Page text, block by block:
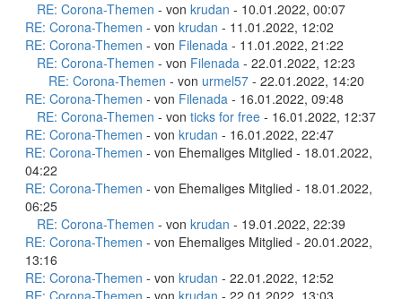
RE: Corona-Themen - von krudan - 10.01.2022, 00:07
RE: Corona-Themen - von krudan - 11.01.2022, 12:02
RE: Corona-Themen - von Filenada - 11.01.2022, 21:22
RE: Corona-Themen - von Filenada - 22.01.2022, 12:23
RE: Corona-Themen - von urmel57 - 22.01.2022, 14:20
RE: Corona-Themen - von Filenada - 16.01.2022, 09:48
RE: Corona-Themen - von ticks for free - 16.01.2022, 12:37
RE: Corona-Themen - von krudan - 16.01.2022, 22:47
RE: Corona-Themen - von Ehemaliges Mitglied - 18.01.2022,
04:22
RE: Corona-Themen - von Ehemaliges Mitglied - 18.01.2022,
06:25
RE: Corona-Themen - von krudan - 19.01.2022, 22:39
RE: Corona-Themen - von Ehemaliges Mitglied - 20.01.2022,
13:16
RE: Corona-Themen - von krudan - 22.01.2022, 12:52